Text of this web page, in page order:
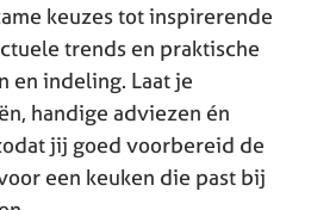
keuzes tot inspirerende
trends en praktische
en indeling. Laat je
handige adviezen én
jij goed voorbereid de
een keuken die past bij